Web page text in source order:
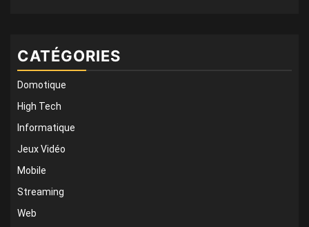
CATÉGORIES
Domotique
High Tech
Informatique
Jeux Vidéo
Mobile
Streaming
Web